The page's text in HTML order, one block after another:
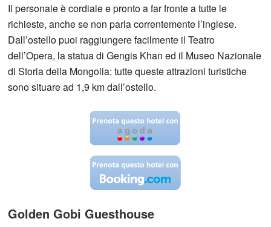
Il personale è cordiale e pronto a far fronte a tutte le
richieste, anche se non parla correntemente l’inglese.
Dall’ostello puoi raggiungere facilmente il Teatro
dell’Opera, la statua di Gengis Khan ed il Museo Nazionale
di Storia della Mongolia: tutte queste attrazioni turistiche
sono situare ad 1,9 km dall’ostello.
Golden Gobi Guesthouse